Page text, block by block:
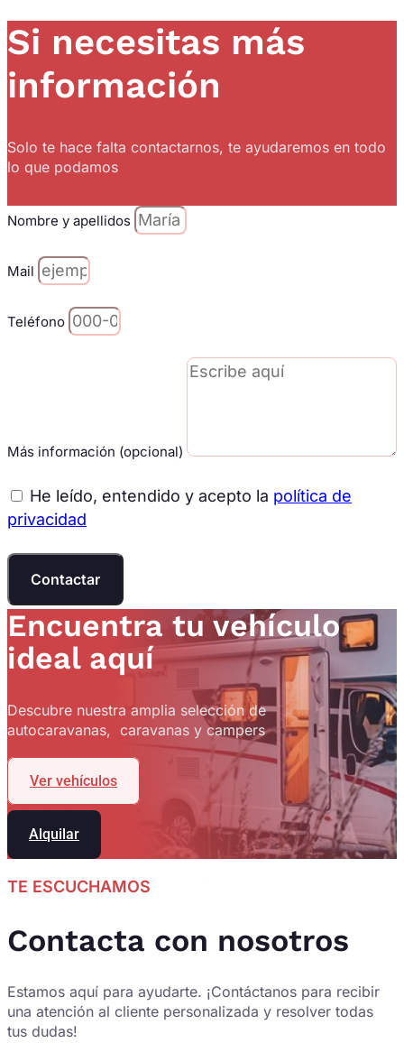
Si necesitas más
información
Solo te hace falta contactarnos, te ayudaremos en todo
lo que podamos
Nombre y apellidos
Mail
Teléfono
Más información (opcional)
He leído, entendido y acepto la política de
privacidad
Contactar
Encuentra tu vehículo
ideal aquí
Descubre nuestra amplia selección de
autocaravanas, caravanas y campers
Ver vehículos
Alquilar
TE ESCUCHAMOS
Contacta con nosotros
Estamos aquí para ayudarte. ¡Contáctanos para recibir
una atención al cliente personalizada y resolver todas
tus dudas!